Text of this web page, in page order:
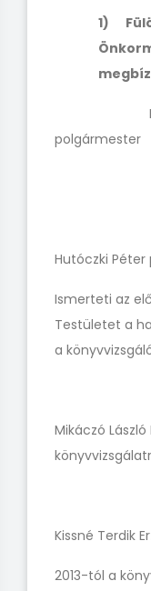
1)
polgármester
Hutóczki
Ismerteti az
Testületet a
a
Mikáczó
Kissné Terdik
2013-tól a